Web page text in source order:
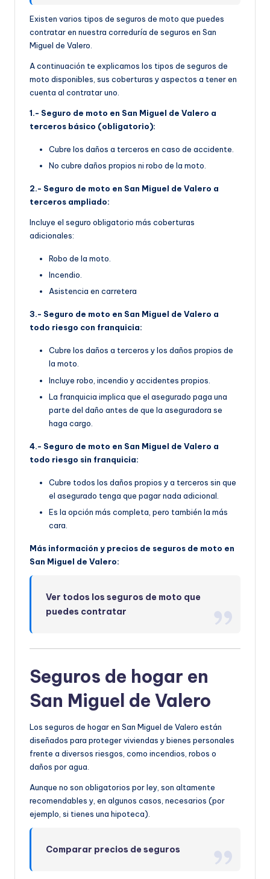
Existen varios tipos de seguros de moto que puedes
contratar en nuestra correduría de seguros en San
Miguel de Valero.
A continuación te explicamos los tipos de seguros de
moto disponibles, sus coberturas y aspectos a tener en
cuenta al contratar uno.
1.- Seguro de moto en San Miguel de Valero a
terceros básico (obligatorio):
Cubre los daños a terceros en caso de accidente.
No cubre daños propios ni robo de la moto.
2.- Seguro de moto en San Miguel de Valero a
terceros ampliado:
Incluye el seguro obligatorio más coberturas
adicionales:
Robo de la moto.
Incendio.
Asistencia en carretera
3.- Seguro de moto en San Miguel de Valero a
todo riesgo con franquicia:
Cubre los daños a terceros y los daños propios de
la moto.
Incluye robo, incendio y accidentes propios.
La franquicia implica que el asegurado paga una
parte del daño antes de que la aseguradora se
haga cargo.
4.- Seguro de moto en San Miguel de Valero a
todo riesgo sin franquicia:
Cubre todos los daños propios y a terceros sin que
el asegurado tenga que pagar nada adicional.
Es la opción más completa, pero también la más
cara.
Más información y precios de seguros de moto en
San Miguel de Valero:
Ver todos los seguros de moto que
puedes contratar
Seguros de hogar en
San Miguel de Valero
Los seguros de hogar en San Miguel de Valero están
diseñados para proteger viviendas y bienes personales
frente a diversos riesgos, como incendios, robos o
daños por agua.
Aunque no son obligatorios por ley, son altamente
recomendables y, en algunos casos, necesarios (por
ejemplo, si tienes una hipoteca).
Comparar precios de seguros